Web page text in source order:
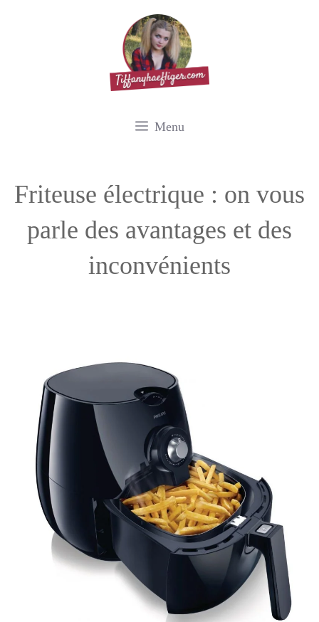
Menu
Friteuse électrique : on vous
parle des avantages et des
inconvénients